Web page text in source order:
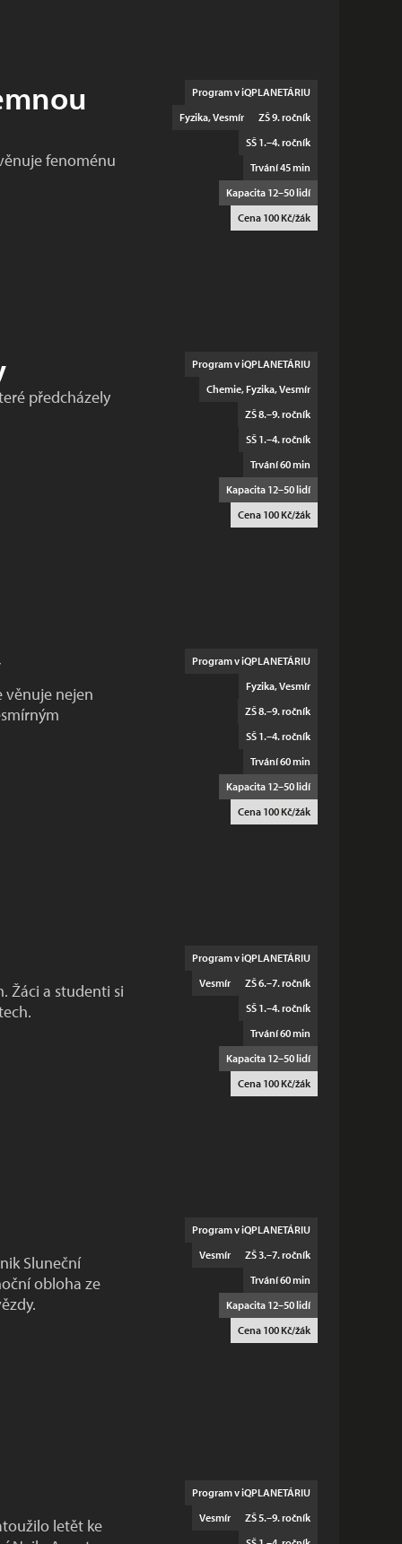
fenoménu
Program v iQPLANETÁRIU
Fyzika, Vesmír
ZŠ 9. ročník
SŠ 1.–4. ročník
Trvání 45 min
Kapacita 12–50 lidí
Cena 100 Kč/žák
předcházely
Program v iQPLANETÁRIU
Chemie, Fyzika, Vesmír
ZŠ 8.–9. ročník
SŠ 1.–4. ročník
Trvání 60 min
Kapacita 12–50 lidí
Cena 100 Kč/žák
věnuje nejen
Program v iQPLANETÁRIU
Fyzika, Vesmír
ZŠ 8.–9. ročník
SŠ 1.–4. ročník
Trvání 60 min
Kapacita 12–50 lidí
Cena 100 Kč/žák
Žáci a studenti si
Program v iQPLANETÁRIU
Vesmír
ZŠ 6.–7. ročník
SŠ 1.–4. ročník
Trvání 60 min
Kapacita 12–50 lidí
Cena 100 Kč/žák
Sluneční
obloha ze
Program v iQPLANETÁRIU
Vesmír
ZŠ 3.–7. ročník
Trvání 60 min
Kapacita 12–50 lidí
Cena 100 Kč/žák
letět ke
Program v iQPLANETÁRIU
Vesmír
ZŠ 5.–9. ročník